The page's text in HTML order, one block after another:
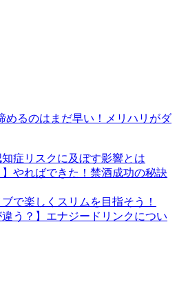
めるのはまだ早い！メリハリがダ
知症リスクに及ぼす影響とは
】やればできた！禁酒成功の秘訣
で楽しくスリムを目指そう！
違う？】エナジードリンクについ